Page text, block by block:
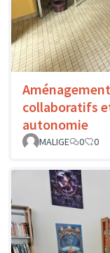
collaboratifs
autonomie
MALIGE 0 0